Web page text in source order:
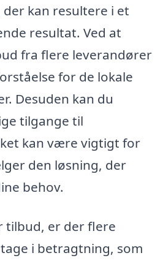
kan resultere i et
resultat. Ved at
fra flere leverandører
for de lokale
Desuden kan du
tilgange til
kan være vigtigt for
den løsning, der
behov.
tilbud, er der flere
i betragtning, som